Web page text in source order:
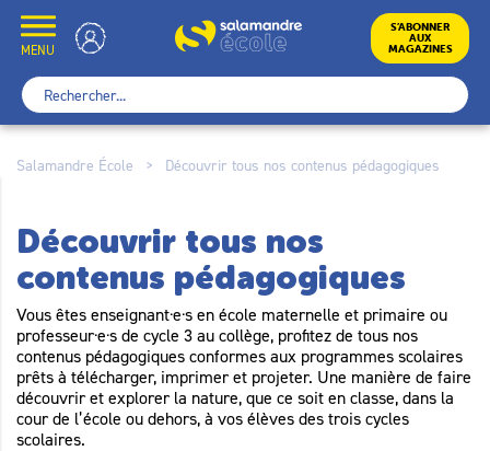
content
MENU
École S’ABONNER
AUX
MAGAZINES
Rechercher :
Salamandre École > Découvrir tous nos contenus pédagogiques
Découvrir tous nos
contenus pédagogiques
Vous êtes enseignant·e·s en école maternelle et primaire ou
professeur·e·s de cycle 3 au collège, profitez de tous nos
contenus pédagogiques conformes aux programmes scolaires
prêts à télécharger, imprimer et projeter. Une manière de faire
découvrir et explorer la nature, que ce soit en classe, dans la
cour de l’école ou dehors, à vos élèves des trois cycles
scolaires.